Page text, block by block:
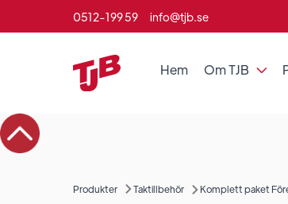
0512-199 59 info@tjb.se
Hem Om TJB 
Produkter Taktillbehör Komplett paket